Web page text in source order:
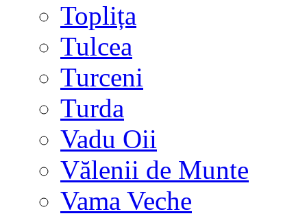
Toplița
Tulcea
Turceni
Turda
Vadu Oii
Vălenii de Munte
Vama Veche